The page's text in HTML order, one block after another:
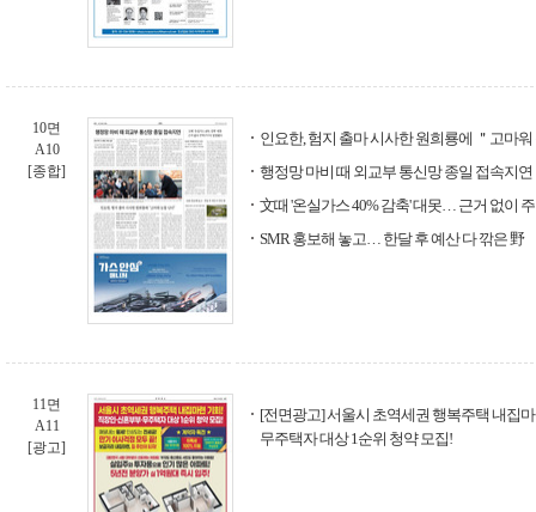
10면
A10
[종합]
인요한, 험지 출마 시사한 원희룡에 ＂고마
행정망 마비 때 외교부 통신망 종일 접속지연
文때 '온실가스 40% 감축' 대못… 근거 없이
SMR 홍보해 놓고… 한달 후 예산 다 깎은 野
11면
A11
[광고]
[전면광고] 서울시 초역세권 행복주택 내집
무주택자 대상 1순위 청약 모집!